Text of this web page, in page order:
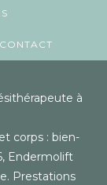
CONTACT
à
corps : bien-
Endermolift
Prestations